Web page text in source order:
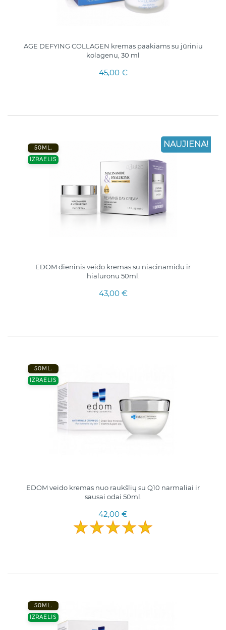
AGE DEFYING COLLAGEN kremas paakiams su jūriniu
kolagenu, 30 ml
45,00 €
50ML.
IZRAELIS
EDOM dieninis veido kremas su niacinamidu ir
hialuronu 50ml.
43,00 €
NAUJIENA!
50ML.
IZRAELIS
EDOM veido kremas nuo raukšlių su Q10 narmaliai ir
sausai odai 50ml.
42,00 €
50ML.
IZRAELIS